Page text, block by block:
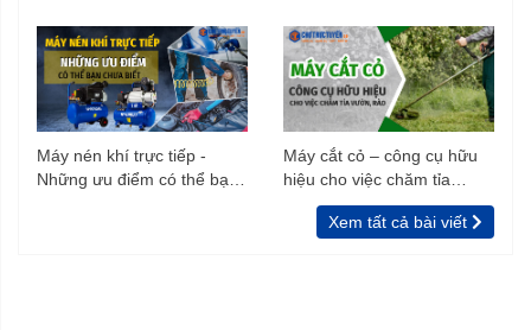
Máy nén khí trực tiếp -
Những ưu điểm có thể bạn
Máy cắt cỏ – công cụ hữu
hiệu cho việc chăm tỉa
vườn, rào
Xem tất cả bài viết